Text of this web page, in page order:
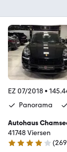
EZ 07/2018•
Panorama
Autohaus
41748 Viersen
4.1 Sterne
(269